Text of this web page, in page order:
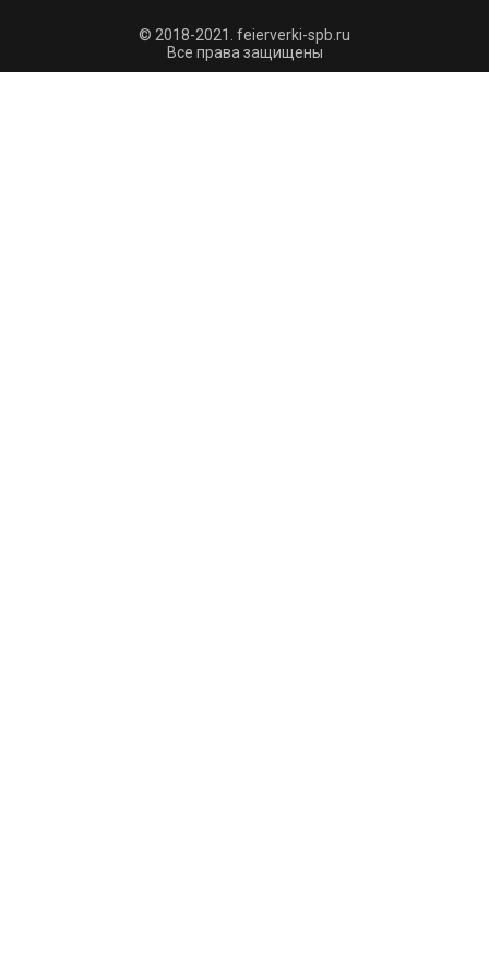
© 2018-2021. feierverki-spb.ru
Все права защищены